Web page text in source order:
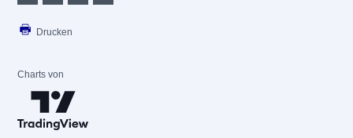
Drucken
Charts von